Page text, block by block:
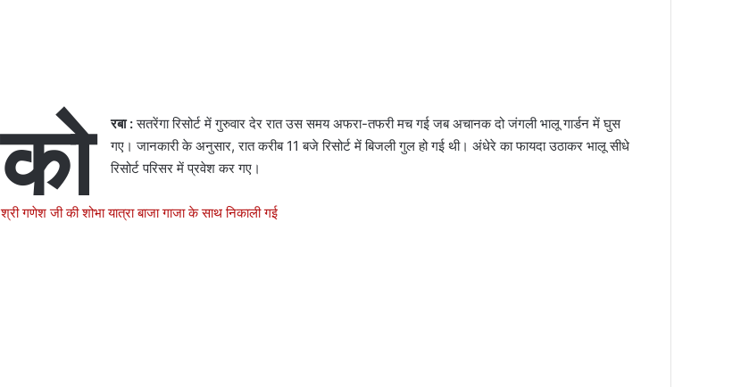
को रबा :सतरेंगा रिसोर्ट में गुरुवार देर रात उस समय अफरा-तफरी मच गई जब अचानक दो जंगली भालू गार्डन में घुस
गए। जानकारी के अनुसार, रात करीब 11 बजे रिसोर्ट में बिजली गुल हो गई थी। अंधेरे का फायदा उठाकर भालू सीधे
रिसोर्ट परिसर में प्रवेश कर गए।
श्री गणेश जी की शोभा यात्रा बाजा गाजा के साथ निकाली गई